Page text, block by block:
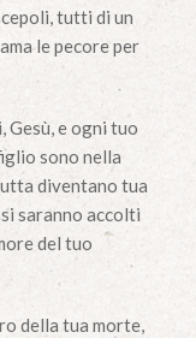
tutti di un
le pecore per
Gesù, e ogni tuo
sono nella
diventano tua
saranno accolti
del tuo
della tua morte,